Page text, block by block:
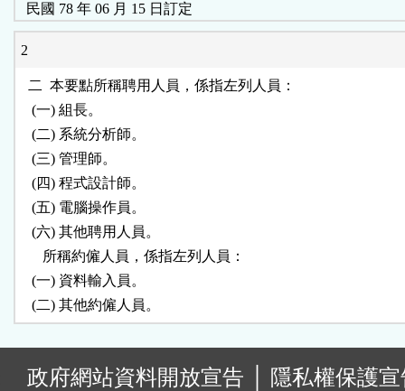
民國 78 年 06 月 15 日訂定
2
  二  本要點所稱聘用人員，係指左列人員：
   (一) 組長。
   (二) 系統分析師。
   (三) 管理師。
   (四) 程式設計師。
   (五) 電腦操作員。
   (六) 其他聘用人員。
      所稱約僱人員，係指左列人員：
   (一) 資料輸入員。
政府網站資料開放宣告
隱私權保護